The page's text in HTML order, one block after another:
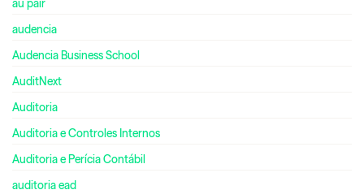
au pair
audencia
Audencia Business School
AuditNext
Auditoria
Auditoria e Controles Internos
Auditoria e Perícia Contábil
auditoria ead